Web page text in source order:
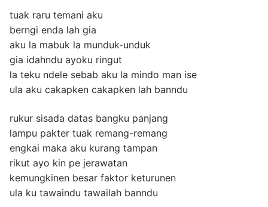
tuak raru temani aku
berngi enda lah gia
aku la mabuk la munduk-unduk
gia idahndu ayoku ringut
la teku ndele sebab aku la mindo man ise
ula aku cakapken cakapken lah banndu
rukur sisada datas bangku panjang
lampu pakter tuak remang-remang
engkai maka aku kurang tampan
rikut ayo kin pe jerawatan
kemungkinen besar faktor keturunen
ula ku tawaindu tawailah banndu